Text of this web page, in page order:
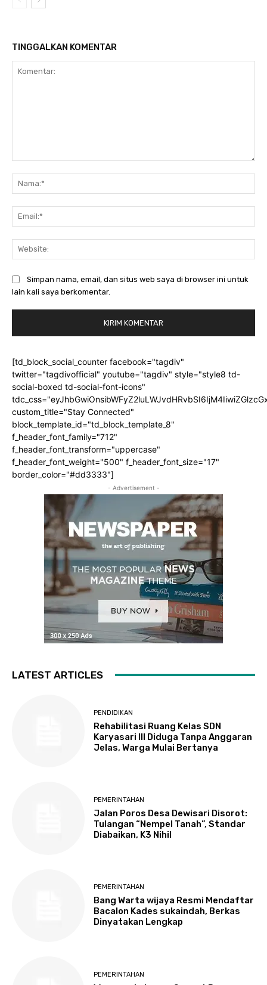
TINGGALKAN KOMENTAR
Simpan nama, email, dan situs web saya di browser ini untuk
lain kali saya berkomentar.
[td_block_social_counter facebook="tagdiv"
twitter="tagdivofficial" youtube="tagdiv" style="style8 td-
social-boxed td-social-font-icons"
custom_title="Stay Connected"
block_template_id="td_block_template_8"
f_header_font_family="712"
f_header_font_transform="uppercase"
f_header_font_weight="500" f_header_font_size="17"
border_color="#dd3333"]
- Advertisement -
LATEST ARTICLES
PENDIDIKAN
Rehabilitasi Ruang Kelas SDN
Karyasari III Diduga Tanpa Anggaran
Jelas, Warga Mulai Bertanya
PEMERINTAHAN
Jalan Poros Desa Dewisari Disorot:
Tulangan “Nempel Tanah”, Standar
Diabaikan, K3 Nihil
PEMERINTAHAN
Bang Warta wijaya Resmi Mendaftar
Bacalon Kades sukaindah, Berkas
Dinyatakan Lengkap
PEMERINTAHAN